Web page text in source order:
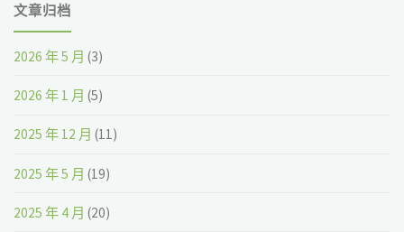
文章归档
2026 年 5 月 (3)
2026 年 1 月 (5)
2025 年 12 月 (11)
2025 年 5 月 (19)
2025 年 4 月 (20)